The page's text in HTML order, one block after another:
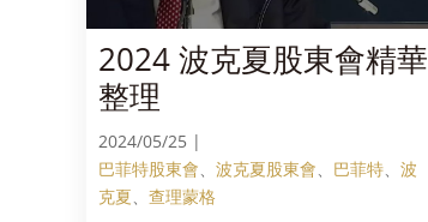
2024 波克夏股東會精華
整理
2024/05/25 |
巴菲特股東會、 波克夏股東會、 巴菲特、 波
克夏、 查理蒙格